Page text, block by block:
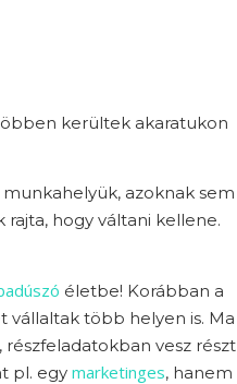
kerültek akaratukon
azoknak sem
hogy váltani kellene.
életbe! Korábban a
vállaltak több helyen is. Ma
vesz részt
pl. egy marketinges, hanem